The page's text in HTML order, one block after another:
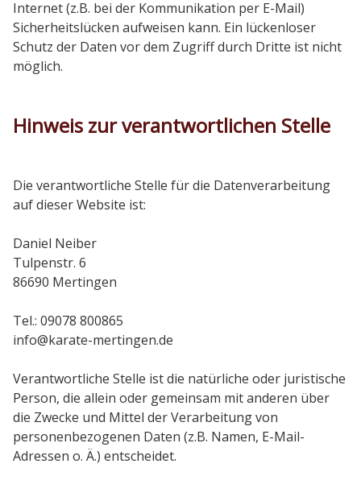
Internet (z.B. bei der Kommunikation per E-Mail)
Sicherheitslücken aufweisen kann. Ein lückenloser
Schutz der Daten vor dem Zugriff durch Dritte ist nicht
möglich.
Hinweis zur verantwortlichen Stelle
Die verantwortliche Stelle für die Datenverarbeitung
auf dieser Website ist:
Daniel Neiber
Tulpenstr. 6
86690 Mertingen
Tel.: 09078 800865
info@karate-mertingen.de
Verantwortliche Stelle ist die natürliche oder juristische
Person, die allein oder gemeinsam mit anderen über
die Zwecke und Mittel der Verarbeitung von
personenbezogenen Daten (z.B. Namen, E-Mail-
Adressen o. Ä.) entscheidet.